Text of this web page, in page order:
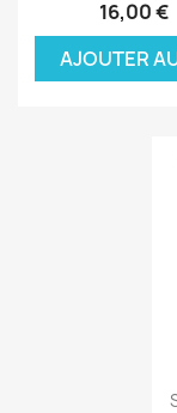
16,00 €
AJOUTER AU